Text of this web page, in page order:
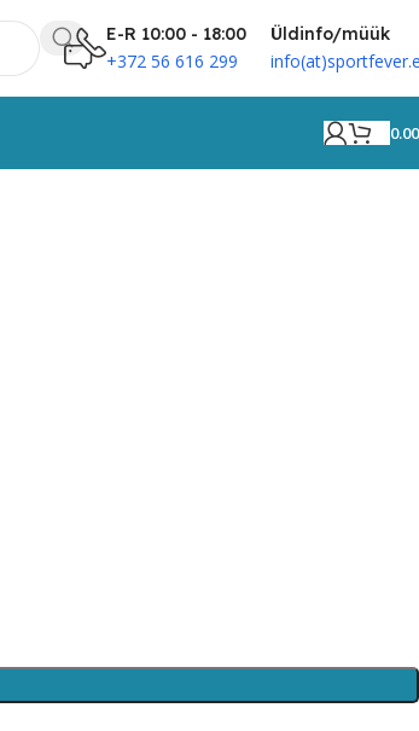
E-R 10:00 - 18:00
+372 56 616 299
Üldinfo/müük